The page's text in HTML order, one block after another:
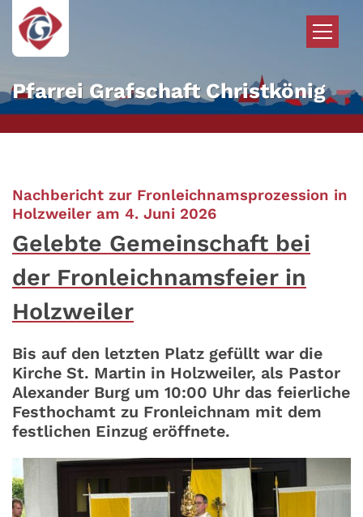
Zum Inhalt springen
Pfarrei Grafschaft Christkönig
Nachbericht zur Fronleichnamsprozession in
Holzweiler am 4. Juni 2026:
Gelebte Gemeinschaft bei
der Fronleichnamsfeier in
Holzweiler
Bis auf den letzten Platz gefüllt war die
Kirche St. Martin in Holzweiler, als Pastor
Alexander Burg um 10:00 Uhr das feierliche
Festhochamt zu Fronleichnam mit dem
festlichen Einzug eröffnete.